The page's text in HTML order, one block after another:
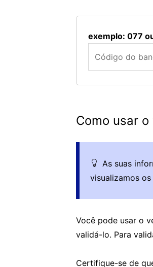
exemplo: 077
Como usar
As suas
visualizamos
Você pode usar o
validá-lo. Para
Certifique-se de